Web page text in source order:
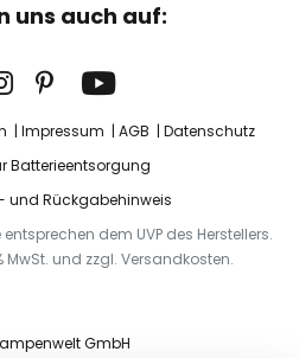
uns auch auf:
Impressum AGB
Datenschutz
Batterieentsorgung
und Rückgabehinweis
dem UVP des Herstellers.
MwSt. und zzgl. Versandkosten.
GmbH